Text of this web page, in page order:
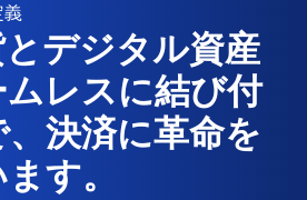
義
デジタル資産
レスに結び付
決済に革命を
す。